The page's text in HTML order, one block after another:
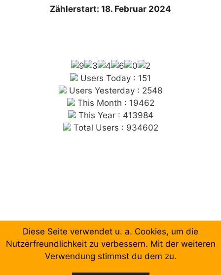
Zählerstart: 18. Februar 2024
Users Today : 151
Users Yesterday : 2548
This Month : 19462
This Year : 413984
Total Users : 934602
Chronologische Aufzählung der Beiträge
Diese Seite verwendet u. a. Cookies, um die
Nutzerfreundlichkeit zu verbessern. Mit der weiteren
Verwendung stimmst du dem zu.